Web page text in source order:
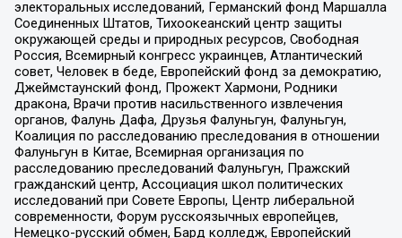
электоральных исследований, Германский фонд Маршалла
Соединенных Штатов, Тихоокеанский центр защиты
окружающей среды и природных ресурсов, Свободная
Россия, Всемирный конгресс украинцев, Атлантический
совет, Человек в беде, Европейский фонд за демократию,
Джеймстаунский фонд, Прожект Хармони, Родники
дракона, Врачи против насильственного извлечения
органов, Фалунь Дафа, Друзья Фалуньгун, Фалуньгун,
Коалиция по расследованию преследования в отношении
Фалуньгун в Китае, Всемирная организация по
расследованию преследований Фалуньгун, Пражский
гражданский центр, Ассоциация школ политических
исследований при Совете Европы, Центр либеральной
современности, Форум русскоязычных европейцев,
Немецко-русский обмен, Бард колледж, Европейский